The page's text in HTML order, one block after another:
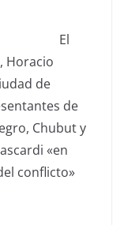
El
Horacio
de
de
Chubut y
«en
conflicto»